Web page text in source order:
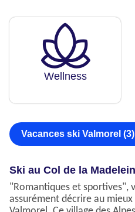
Wellness
Vacances ski Valmorel (3)
Ski au Col de la
"Romantiques et sportives",
assurément décrire au mieux